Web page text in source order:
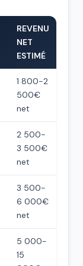
REVENU
NET
ESTIMÉ
1 800-2
500€
net
2 500-
3 500€
net
3 500-
6 000€
net
5 000-
15